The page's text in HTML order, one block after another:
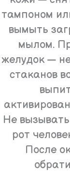
тампоном
вымыть
мылом.
желудок —
стаканов
Не вызывать
рот
После